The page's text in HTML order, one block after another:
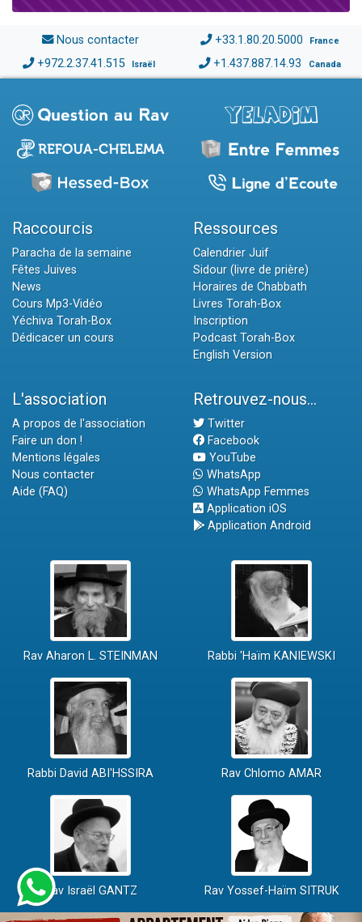
Nous contacter +33.1.80.20.5000 France
+972.2.37.41.515 Israël +1.437.887.14.93 Canada
Raccourcis
Paracha de la semaine
Fêtes Juives
News
Cours Mp3-Vidéo
Yéchiva Torah-Box
Dédicacer un cours
Ressources
Calendrier Juif
Sidour (livre de prière)
Horaires de Chabbath
Livres Torah-Box
Inscription
Podcast Torah-Box
English Version
L'association
A propos de l'association
Faire un don !
Mentions légales
Nous contacter
Aide (FAQ)
Retrouvez-nous...
Twitter
Facebook
YouTube
WhatsApp
WhatsApp Femmes
Application iOS
Application Android
Rav Aharon L. STEINMAN Rabbi 'Haïm KANIEWSKI
Rabbi David ABI'HSSIRA Rav Chlomo AMAR
Rav Israël GANTZ Rav Yossef-Haïm SITRUK